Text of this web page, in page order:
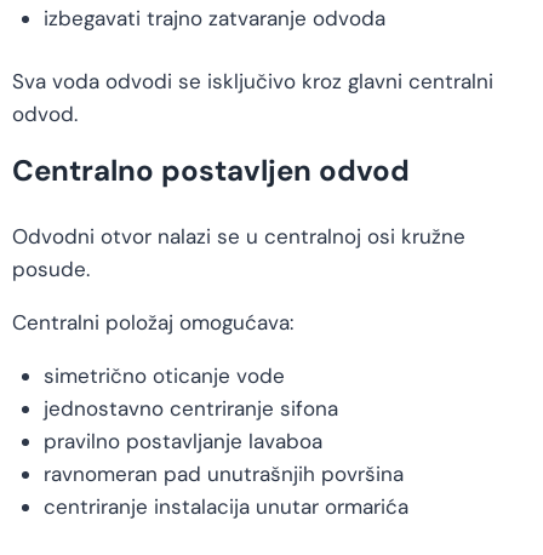
izbegavati trajno zatvaranje odvoda
Sva voda odvodi se isključivo kroz glavni centralni
odvod.
Centralno postavljen odvod
Odvodni otvor nalazi se u centralnoj osi kružne
posude.
Centralni položaj omogućava:
simetrično oticanje vode
jednostavno centriranje sifona
pravilno postavljanje lavaboa
ravnomeran pad unutrašnjih površina
centriranje instalacija unutar ormarića